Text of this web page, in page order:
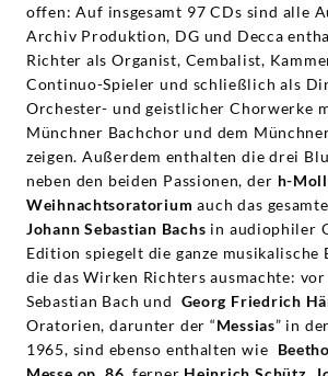
offen: Auf insgesamt 97 CDs sind alle
Archiv Produktion, DG und Decca
Richter als Organist, Cembalist,
Continuo-Spieler und schließlich als
Orchester- und geistlicher Chorwerke
Münchner Bachchor und dem
zeigen. Außerdem enthalten die drei
neben den beiden Passionen, der h-
Weihnachtsoratorium auch das
Johann Sebastian Bachs in audiophiler
Edition spiegelt die ganze musikalische
die das Wirken Richters ausmachte:
Sebastian Bach und Georg Friedrich
Oratorien, darunter der “Messias” in
1965, sind ebenso enthalten wie